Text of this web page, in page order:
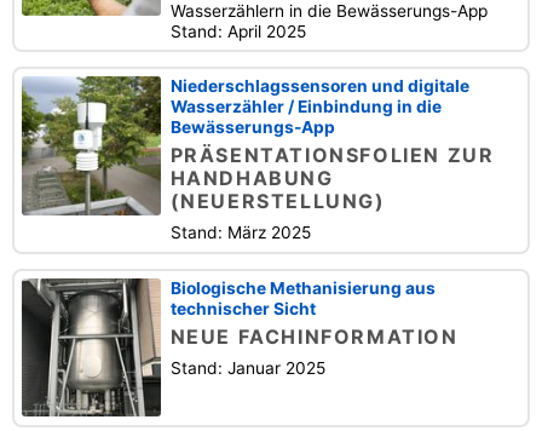
Wasserzählern in die Bewässerungs-App
Stand: April 2025
Niederschlagssensoren und digitale
Wasserzähler / Einbindung in die
Bewässerungs-App
PRÄSENTATIONSFOLIEN ZUR
HANDHABUNG
(NEUERSTELLUNG)
Stand: März 2025
Biologische Methanisierung aus
technischer Sicht
NEUE FACHINFORMATION
Stand: Januar 2025